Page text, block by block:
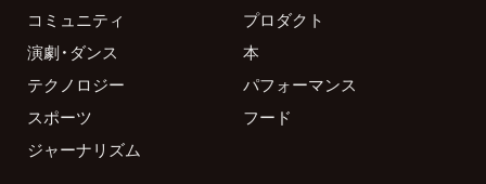
コミュニティ
プロダクト
演劇・ダンス
本
テクノロジー
パフォーマンス
スポーツ
フード
ジャーナリズム